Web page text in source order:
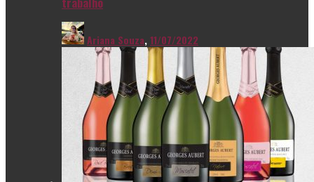
Ariana Souza,11/07/2022